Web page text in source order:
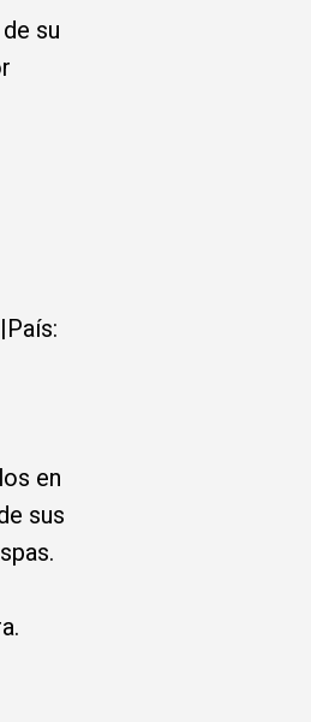
su
en
sus